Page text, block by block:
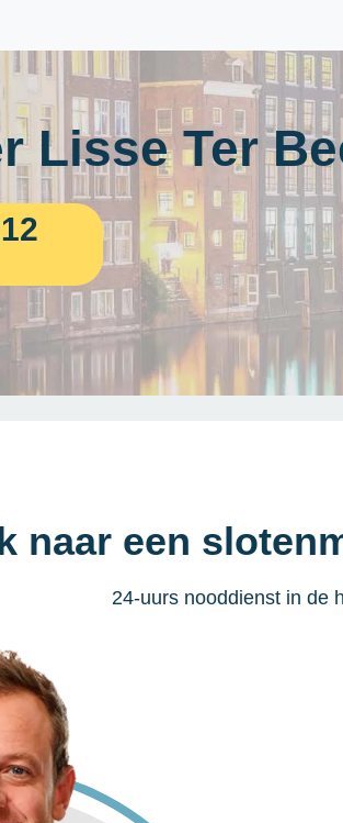
Lisse Ter
naar een
24-uurs nooddienst in de